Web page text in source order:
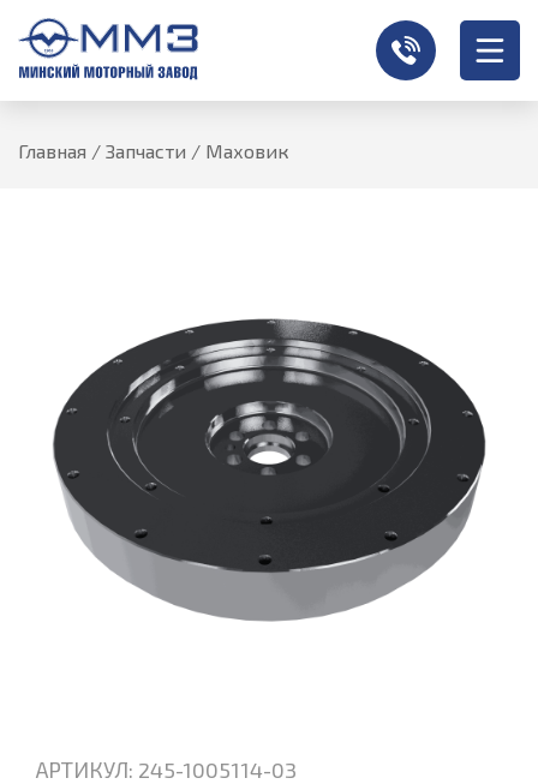
Главная / Запчасти / Маховик
АРТИКУЛ: 245-1005114-03